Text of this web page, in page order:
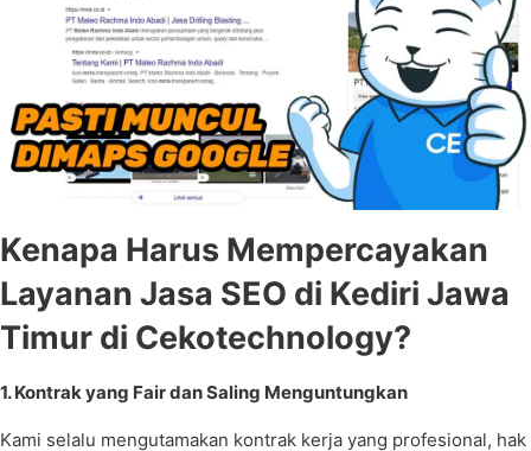
Kenapa Harus Mempercayakan
Layanan Jasa SEO di Kediri Jawa
Timur di Cekotechnology?
1. Kontrak yang Fair dan Saling Menguntungkan
Kami selalu mengutamakan kontrak kerja yang profesional, hak